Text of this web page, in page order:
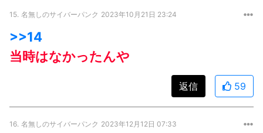
15. 名無しのサイバーパンク 2023年10月21日 23:24
>>14
当時はなかったんや
返信 59
16. 名無しのサイバーパンク 2023年12月12日 07:33